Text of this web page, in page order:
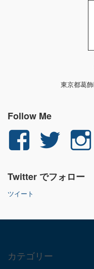
東京都葛
Follow Me
ん
ロ
ん
Twitter でフォロー
ツイート
カテゴリー